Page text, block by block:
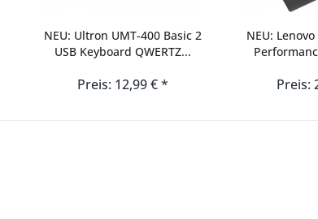
NEU: Ultron UMT-400 Basic 2
USB Keyboard QWERTZ...
Preis: 12,99 € *
NEU:
Preis: